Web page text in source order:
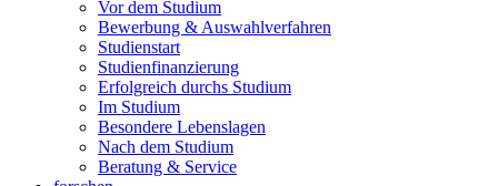
Vor dem Studium
Bewerbung & Auswahlverfahren
Studienstart
Studienfinanzierung
Erfolgreich durchs Studium
Im Studium
Besondere Lebenslagen
Nach dem Studium
Beratung & Service